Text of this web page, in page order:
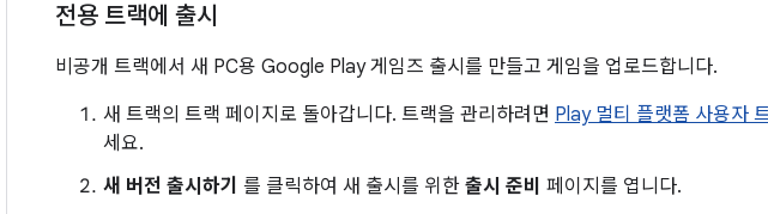
전용 트랙에 출시
비공개 트랙에서 새 PC용 Google Play 게임즈 출시를 만들고 게임을 업로드합니다.
새 트랙의 트랙 페이지로 돌아갑니다. 트랙을 관리하려면 Play 멀티 플랫폼 사용자
세요.
새 버전 출시하기 를 클릭하여 새 출시를 위한 출시 준비 페이지를 엽니다.